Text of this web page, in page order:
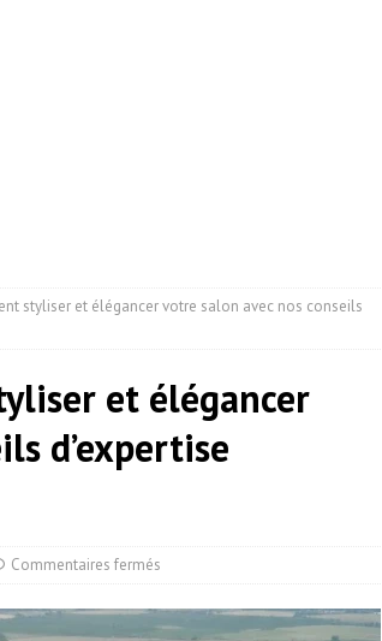
styliser et élégancer votre salon avec nos conseils
et élégancer
d’expertise
Commentaires fermés